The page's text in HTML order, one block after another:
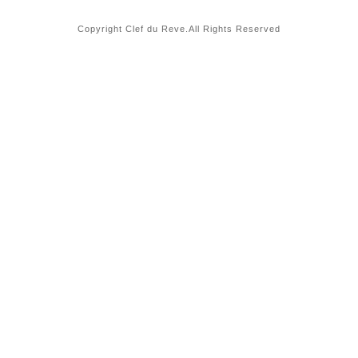
Copyright Clef du Reve.All Rights Reserved